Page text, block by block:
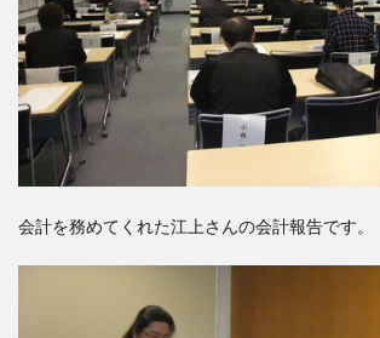
会計を務めてくれた江上さんの会計報告です。